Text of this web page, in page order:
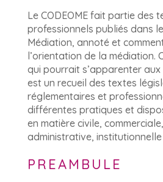
Le CODEOME fait partie des
professionnels publiés dans
Médiation, annoté et
l’orientation de la médiation.
qui pourrait s’apparenter
est un recueil des textes
réglementaires et
différentes pratiques et
en matière civile,
administrative,
PREAMBULE